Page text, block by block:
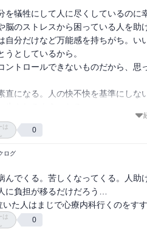
を犠牲にして人に尽くしているのに
脳のストレスから困っている人を
自分だけなど万能感を持ちがち。
うとしているから。
ントロールできないものだから、思
直になる。人の快不快を基準にし
人しか分からないと認識して、考
の力を心から信じて見守ってあげら
ても、自分が求めているものが得
にならないこと。
は、他人の力に乗っかる。
自分中心に考える。自分の感覚を大
は
0
ログ
んでくる。苦しくなってくる。人
に負担が移るだけだろう…
た人はまじで心療内科行くのをすす
は
0